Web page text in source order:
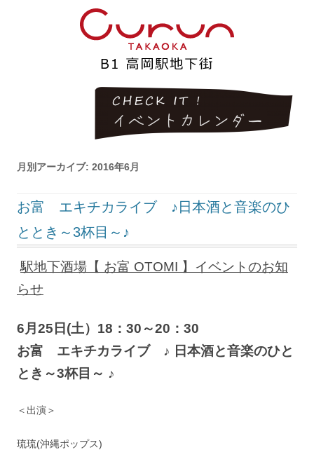
月別アーカイブ: 2016年6月
お富 エキチカライブ ♪日本酒と音楽のひ
ととき～3杯目～♪
駅地下酒場【 お富 OTOMI 】イベントのお知
らせ
6月25日(土）18：30～20：30
お富 エキチカライブ ♪ 日本酒と音楽のひと
とき～3杯目～ ♪
＜出演＞
琉琉(沖縄ポップス)